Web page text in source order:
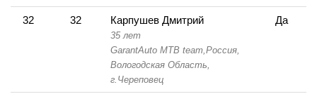
32 32 Карпушев Дмитрий
35 лет
GarantAuto MTB team, Россия,
Вологодская Область,
г.Череповец
Да